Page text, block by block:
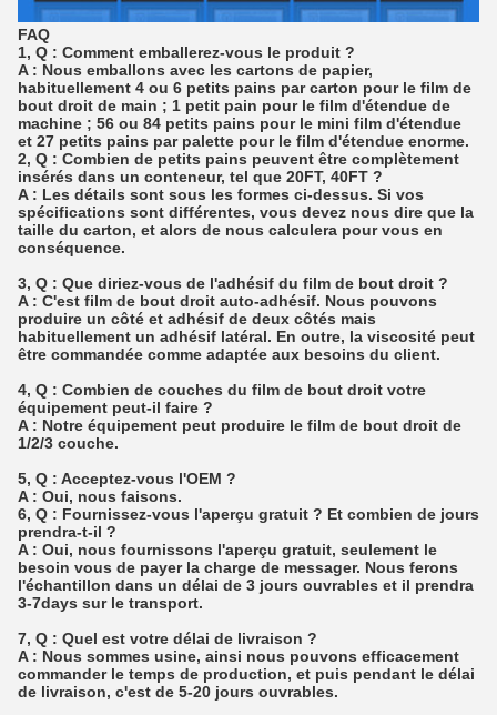
FAQ
1, Q : Comment emballerez-vous le produit ?
A : Nous emballons avec les cartons de papier,
habituellement 4 ou 6 petits pains par carton pour le film de
bout droit de main ; 1 petit pain pour le film d'étendue de
machine ; 56 ou 84 petits pains pour le mini film d'étendue
et 27 petits pains par palette pour le film d'étendue enorme.
2, Q : Combien de petits pains peuvent être complètement
insérés dans un conteneur, tel que 20FT, 40FT ?
A : Les détails sont sous les formes ci-dessus. Si vos
spécifications sont différentes, vous devez nous dire que la
taille du carton, et alors de nous calculera pour vous en
conséquence.
3, Q : Que diriez-vous de l'adhésif du film de bout droit ?
A : C'est film de bout droit auto-adhésif. Nous pouvons
produire un côté et adhésif de deux côtés mais
habituellement un adhésif latéral. En outre, la viscosité peut
être commandée comme adaptée aux besoins du client.
4, Q : Combien de couches du film de bout droit votre
équipement peut-il faire ?
A : Notre équipement peut produire le film de bout droit de
1/2/3 couche.
5, Q : Acceptez-vous l'OEM ?
A : Oui, nous faisons.
6, Q : Fournissez-vous l'aperçu gratuit ? Et combien de jours
prendra-t-il ?
A : Oui, nous fournissons l'aperçu gratuit, seulement le
besoin vous de payer la charge de messager. Nous ferons
l'échantillon dans un délai de 3 jours ouvrables et il prendra
3-7days sur le transport.
7, Q : Quel est votre délai de livraison ?
A : Nous sommes usine, ainsi nous pouvons efficacement
commander le temps de production, et puis pendant le délai
de livraison, c'est de 5-20 jours ouvrables.